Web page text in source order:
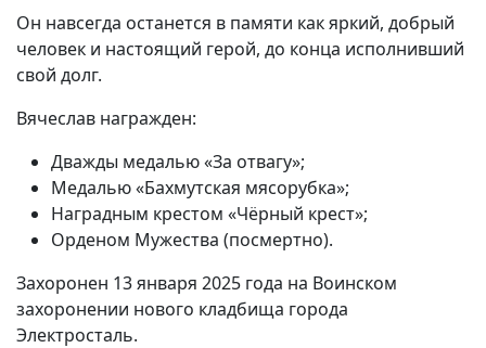
Он навсегда останется в памяти как яркий, добрый
человек и настоящий герой, до конца исполнивший
свой долг.
Вячеслав награжден:
Дважды медалью «За отвагу»;
Медалью «Бахмутская мясорубка»;
Наградным крестом «Чёрный крест»;
Орденом Мужества (посмертно).
Захоронен 13 января 2025 года на Воинском
захоронении нового кладбища города
Электросталь.